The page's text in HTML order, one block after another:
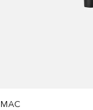
MAC